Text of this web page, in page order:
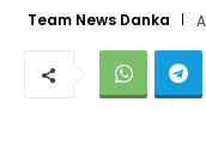
Team News Danka